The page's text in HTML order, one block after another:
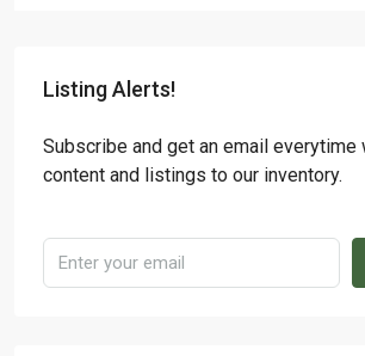
Listing Alerts!
Subscribe and get an email everytime
content and listings to our inventory.